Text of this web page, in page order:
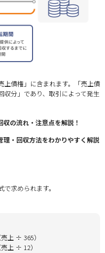
上債権」に含まれます。「売上債
分」であり、取引によって発生
の流れ・注意点を解説！
・回収方法をわかりやすく解説
求められます。
上 ÷ 365）
上 ÷ 12）